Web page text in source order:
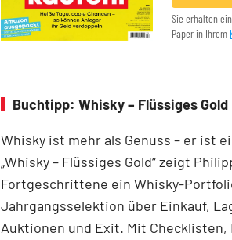
Sie erhalten
Paper in Ihrem
Buchtipp: Whisky – Flüssiges Gold
Whisky ist mehr als Genuss – er ist
„Whisky – Flüssiges Gold“ zeigt
Fortgeschrittene ein Whisky-
Jahrgangsselektion über Einkauf,
Auktionen und Exit. Mit